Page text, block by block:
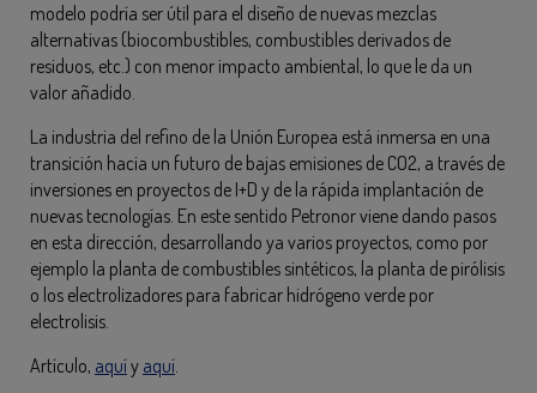
modelo podría ser útil para el diseño de nuevas mezclas
alternativas (biocombustibles, combustibles derivados de
residuos, etc.) con menor impacto ambiental, lo que le da un
valor añadido.
La industria del refino de la Unión Europea está inmersa en una
transición hacia un futuro de bajas emisiones de CO2, a través de
inversiones en proyectos de I+D y de la rápida implantación de
nuevas tecnologías. En este sentido Petronor viene dando pasos
en esta dirección, desarrollando ya varios proyectos, como por
ejemplo la planta de combustibles sintéticos, la planta de pirólisis
o los electrolizadores para fabricar hidrógeno verde por
electrolisis.
Artículo, aquíy aquí.